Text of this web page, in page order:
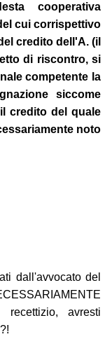
cooperativa
cui corrispettivo
credito dell'A. (il
di riscontro, si
competente la
siccome
credito del quale
noto
dall'avvocato del
avresti